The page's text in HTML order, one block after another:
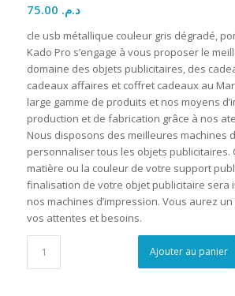
د.م.
cle usb métallique couleur gris dégradé,
Kado Pro s’engage à vous proposer le
domaine des objets publicitaires, des
cadeaux affaires et coffret cadeaux au
large gamme de produits et nos moyens
production et de fabrication grâce à nos
Nous disposons des meilleures machines
personnaliser tous les objets publicitaires.
matière ou la couleur de votre support
finalisation de votre objet publicitaire sera
nos machines d’impression. Vous aurez
vos attentes et besoins.
Ajouter au panier